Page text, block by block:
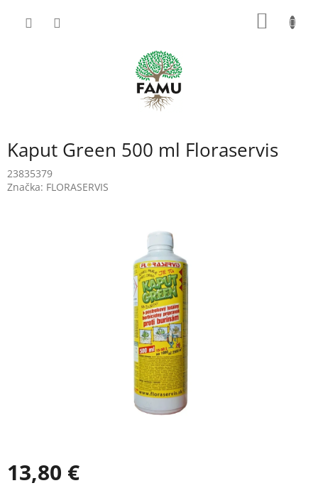
Kaput Green 500 ml Floraservis
23835379
Značka: FLORASERVIS
13,80 €